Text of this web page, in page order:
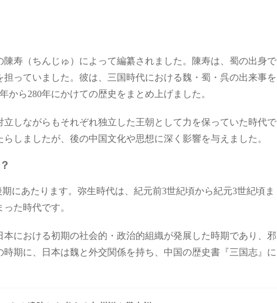
寿（ちんじゅ）によって編纂されました。陳寿は、蜀の出身で
っていました。彼は、三国時代における魏・蜀・呉の出来事を
ら280年にかけての歴史をまとめ上げました。
しながらもそれぞれ独立した王朝として力を保っていた時代で
しましたが、後の中国文化や思想に深く影響を与えました。
にあたります。弥生時代は、紀元前3世紀頃から紀元3世紀頃ま
た時代です。
における初期の社会的・政治的組織が発展した時期であり、邪
期に、日本は魏と外交関係を持ち、中国の歴史書『三国志』に